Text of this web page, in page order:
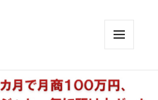
ィジェ
ット